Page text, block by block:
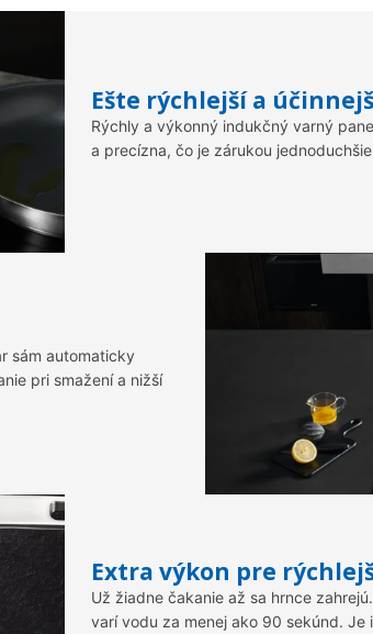
Ešte rýchlejší a
Rýchly a výkonný indukčný varný
a precízna, čo je zárukou
sám automaticky
pri smažení a nižší
Extra výkon pre
Už žiadne čakanie až sa hrnce
varí vodu za menej ako 90 sekúnd.